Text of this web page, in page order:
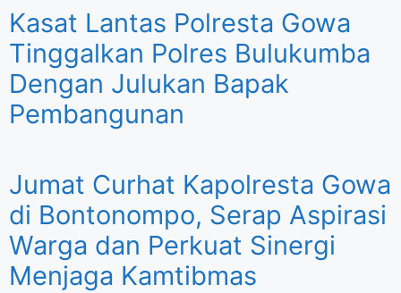
Kasat Lantas Polresta Gowa
Tinggalkan Polres Bulukumba
Dengan Julukan Bapak
Pembangunan
Jumat Curhat Kapolresta Gowa
di Bontonompo, Serap Aspirasi
Warga dan Perkuat Sinergi
Menjaga Kamtibmas